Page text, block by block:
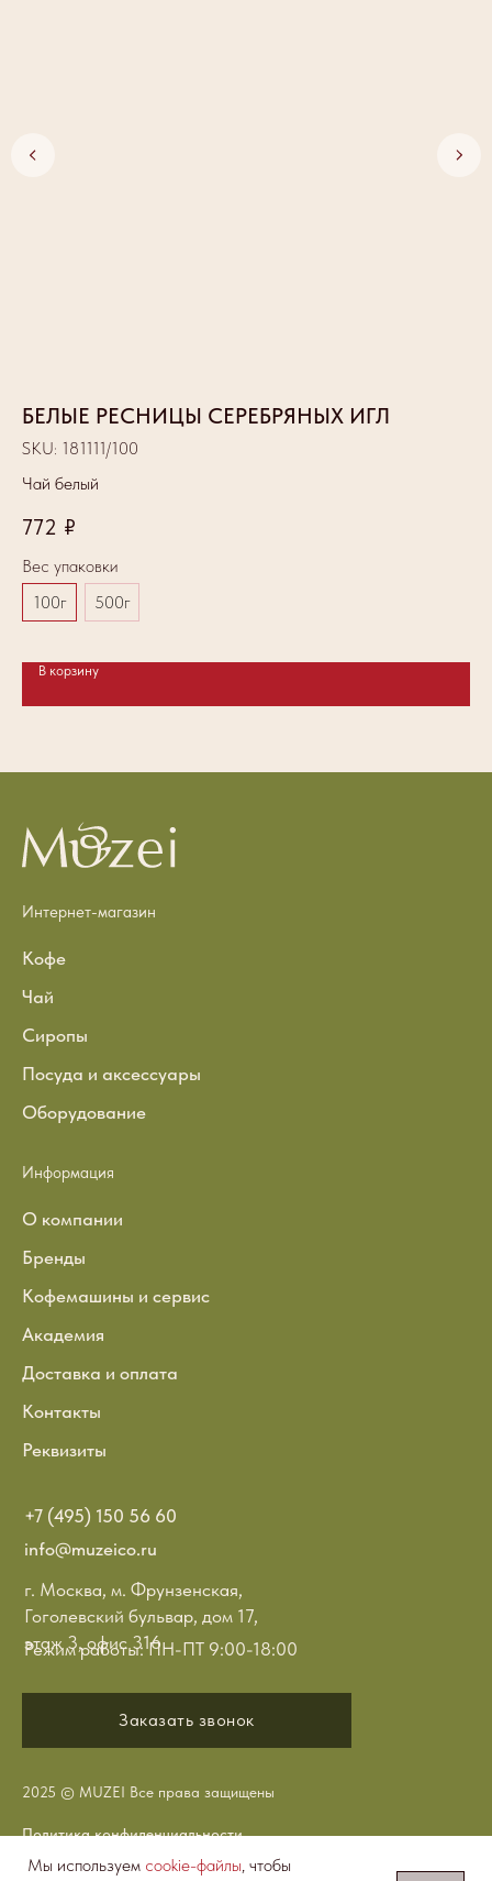
Мы используем cookie-файлы, чтобы
БЕЛЫЕ РЕСНИЦЫ СЕРЕБРЯНЫХ ИГЛ
SKU: 181111/100
Чай белый
772 ₽
Вес упаковки
100г
500г
В корзину
2025 © MUZEI Все права защищены
Политика конфиденциальности
Сделано в LeDesign
Заказать звонок
Режим работы: ПН-ПТ 9:00-18:00
г. Москва, м. Фрунзенская,
Гоголевский бульвар, дом 17,
этаж 3, офис 316
+7 (495) 150 56 60
info@muzeico.ru
Информация
О компании
Бренды
Кофемашины и сервис
Академия
Доставка и оплата
Контакты
Реквизиты
Интернет-магазин
Кофе
Чай
Сиропы
Посуда и аксессуары
Оборудование